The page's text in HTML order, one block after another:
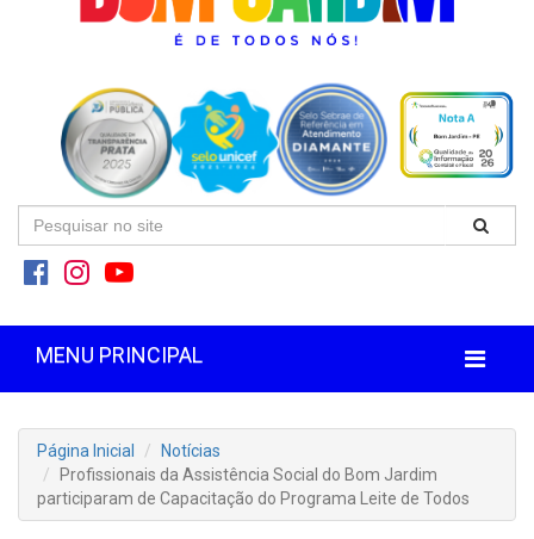
MENU PRINCIPAL
Página Inicial
Notícias
Profissionais da Assistência Social do Bom Jardim
participaram de Capacitação do Programa Leite de Todos